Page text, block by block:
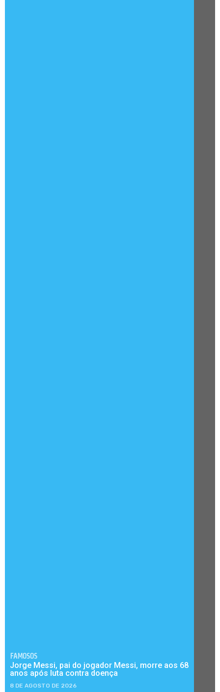
FAMOSOS
Jorge Messi, pai do jogador Messi, morre aos 68
anos após luta contra doença
8 DE AGOSTO DE 2026